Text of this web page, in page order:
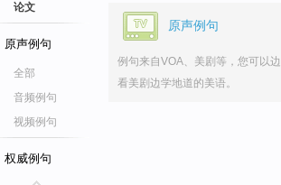
论文
原声例句
全部
音频例句
视频例句
权威例句
原声例句
例句来自VOA、美剧等，您可以边
看美剧边学地道的美语。